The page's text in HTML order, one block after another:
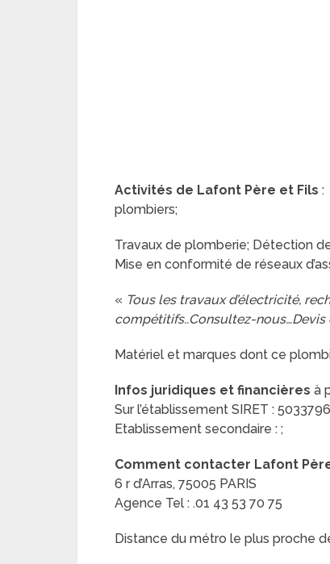
Activités de Lafont Père et Fils :
plombiers;
Travaux de plomberie; Détection
Mise en conformité de réseaux
« Tous les travaux d’électricité,
compétitifs..Consultez-
Matériel et marques dont ce
Infos juridiques et financières à
Sur l’établissement SIRET :
Etablissement secondaire : ;
Comment contacter Lafont
6 r d’Arras, 75005 PARIS
Agence Tel : .01 43 53 70 75
Distance du métro le plus proche